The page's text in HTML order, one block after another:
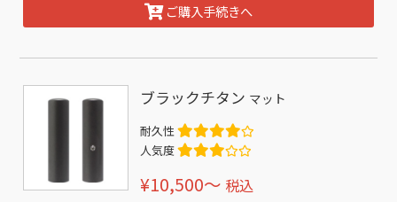
ご購入手続きへ
ブラックチタン マット
耐久性
人気度
¥10,500〜 税込